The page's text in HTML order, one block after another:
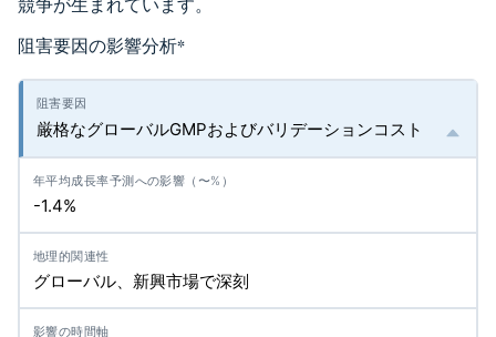
競争が生まれています。
阻害要因の影響分析*
厳格なグローバルGMPおよびバリデーションコスト
-1.4%
グローバル、新興市場で深刻